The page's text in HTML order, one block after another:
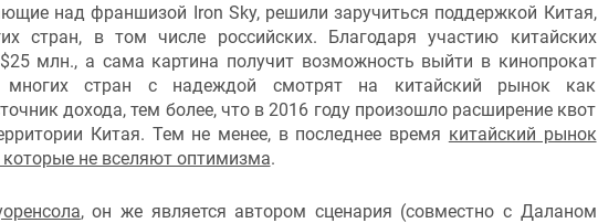
над франшизой Iron Sky, решили заручиться поддержкой Китая,
стран, в том числе российских. Благодаря участию китайских
млн., а сама картина получит возможность выйти в кинопрокат
многих стран с надеждой смотрят на китайский рынок как
дохода, тем более, что в 2016 году произошло расширение квот
Китая. Тем не менее, в последнее время китайский рынок
которые не вселяют оптимизма.
, он же является автором сценария (совместно с Даланом